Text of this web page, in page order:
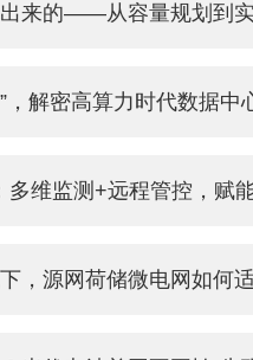
来的——从容量规划到
，解密高算力时代数据中
维监测+远程管控，赋
，源网荷储微电网如何